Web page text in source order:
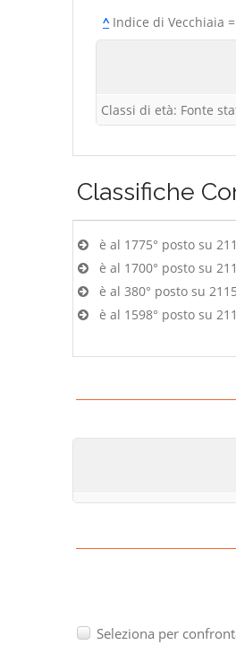
^Indice di Vecchiaia
Classi di età: Fonte
Classifiche
è al 1775° posto su
è al 1700° posto su
è al 380° posto su
è al 1598° posto su
Seleziona per